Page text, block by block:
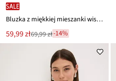
SALE
Bluzka z miękkiej mieszanki wiskozy
Nowa
cena
59,99 zł
Przeceniono
69,99 zł-14%